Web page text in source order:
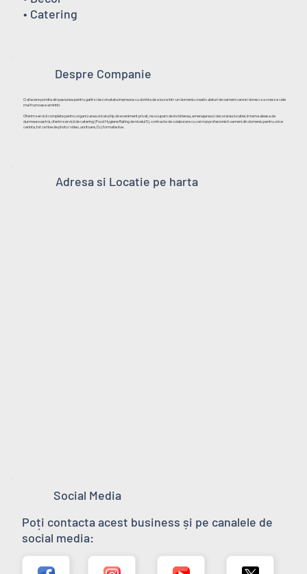
• Catering
Despre Companie
O afacere pornita din pasiunea pentru gatit si dezolvatata impreuna cu dorinta de a lucra intr-un domeniu creativ alaturi de oameni care isi doresc sa creeze cele
mai frumoase amintiri.
Oferim servicii complete pentru organizarea oricarui tip de eveniment privat, ne ocupam de inchirierea, amenajarea si decorarea locatiei, in tema aleasa de
dumneavoastră, oferim servicii de catering (Food Hygiene Rating de nivelul 5), contracte de colaborare cu cei mai profesionisti oameni din domeniu pentru orice
cerinta, tot ce tine de photo/video, ursitoare, DJ, formatie live.
Social Media
Poți contacta acest business și pe canalele de
social media:
Adresa si Locatie pe harta